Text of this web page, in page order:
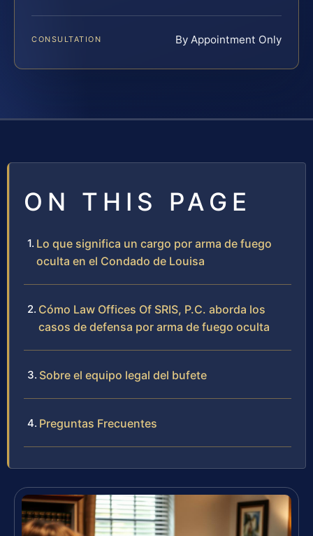
CONSULTATION By Appointment Only
ON THIS PAGE
Lo que significa un cargo por arma de fuego
oculta en el Condado de Louisa
Cómo Law Offices Of SRIS, P.C. aborda los
casos de defensa por arma de fuego oculta
Sobre el equipo legal del bufete
Preguntas Frecuentes